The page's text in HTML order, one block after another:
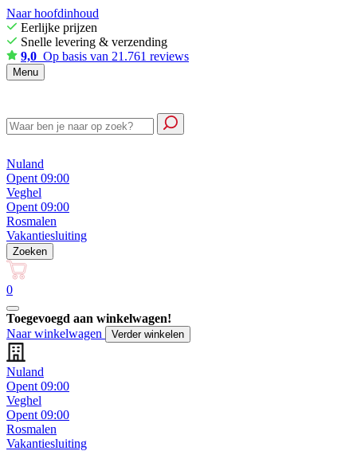
Naar hoofdinhoud
Eerlijke prijzen
Snelle levering & verzending
9,0 Op basis van 21.761 reviews
Menu
Nuland
Opent 09:00
Veghel
Opent 09:00
Rosmalen
Vakantiesluiting
Zoeken
0
Toegevoegd aan winkelwagen!
Naar winkelwagen
Verder winkelen
Nuland
Opent 09:00
Veghel
Opent 09:00
Rosmalen
Vakantiesluiting